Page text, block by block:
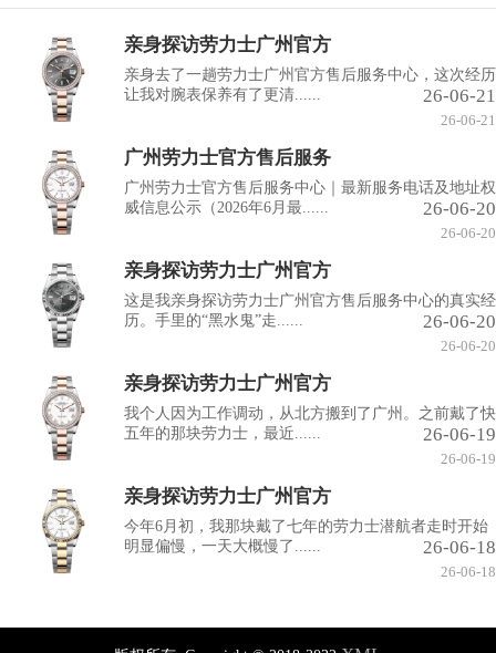
亲身探访劳力士广州官方
亲身去了一趟劳力士广州官方售后服务中心，这次经历
让我对腕表保养有了更清......
26-06-21
26-06-21
广州劳力士官方售后服务
广州劳力士官方售后服务中心｜最新服务电话及地址权
威信息公示（2026年6月最......
26-06-20
26-06-20
亲身探访劳力士广州官方
这是我亲身探访劳力士广州官方售后服务中心的真实经
历。手里的“黑水鬼”走......
26-06-20
26-06-20
亲身探访劳力士广州官方
我个人因为工作调动，从北方搬到了广州。之前戴了快
五年的那块劳力士，最近......
26-06-19
26-06-19
亲身探访劳力士广州官方
今年6月初，我那块戴了七年的劳力士潜航者走时开始
明显偏慢，一天大概慢了......
26-06-18
26-06-18